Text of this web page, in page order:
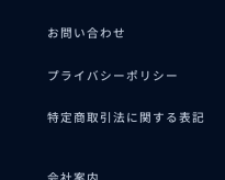
お問い合わせ
プライバシーポリシー
特定商取引法に関する表記